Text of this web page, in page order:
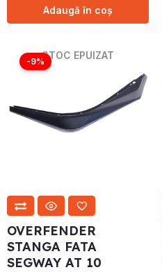
Adaugă în coș
STOC EPUIZAT
-9%
OVERFENDER
STANGA FATA
SEGWAY AT 10
inițial
115.00 lei.
curent
105.00 lei.